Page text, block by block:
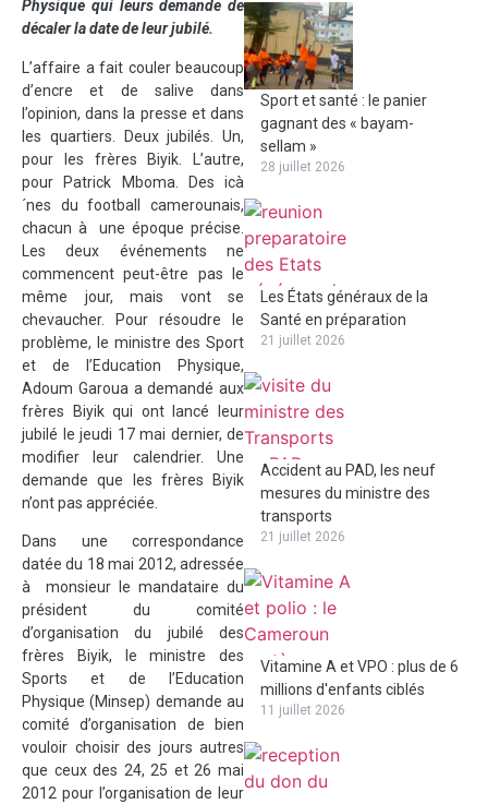
Physique qui leurs demande de
décaler la date de leur jubilé.
L’affaire a fait couler beaucoup
d’encre et de salive dans
l’opinion, dans la presse et dans
les quartiers.
Deux jubilés. Un,
pour les frères Biyik. L’autre,
pour Patrick Mboma. Des icà
´nes du football camerounais,
chacun à une époque précise.
Les deux événements ne
commencent peut-être pas le
même jour, mais vont se
chevaucher. Pour résoudre le
problème, le ministre des Sport
et de l’Education Physique,
Adoum Garoua a demandé aux
frères Biyik qui ont lancé leur
jubilé le jeudi 17 mai dernier, de
modifier leur calendrier. Une
demande que les frères Biyik
n’ont pas appréciée.
Dans une correspondance
datée du 18 mai 2012, adressée
à monsieur le mandataire du
président du comité
d’organisation du jubilé des
frères Biyik, le ministre des
Sports et de l’Education
Physique (Minsep) demande au
comité d’organisation de bien
vouloir choisir des jours autres
que ceux des 24, 25 et 26 mai
2012 pour l’organisation de leur
Sport et santé : le panier
gagnant des « bayam-
sellam »
28 juillet 2026
Les États généraux de la
Santé en préparation
21 juillet 2026
Accident au PAD, les neuf
mesures du ministre des
transports
21 juillet 2026
Vitamine A et VPO : plus de 6
millions d'enfants ciblés
11 juillet 2026